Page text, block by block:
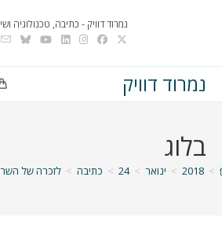
נמרוד דוויק - כתיבה, טכנולוגיה
נמרוד דוויק
בלוג
>
2018
> ינואר >
24
> כתיבה > לזכרה של